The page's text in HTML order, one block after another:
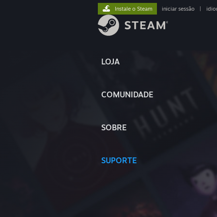
LOJA
COMUNIDADE
SOBRE
SUPORTE
Instale o Steam iniciar sessão